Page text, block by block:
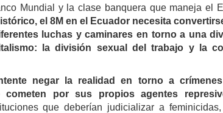
Mundial y la clase banquera que maneja el
el 8M en el Ecuador necesita
luchas y caminares en torno a una
la división sexual del trabajo y la
negar la realidad en torno a
cometen por sus propios agentes
que deberían judicializar a